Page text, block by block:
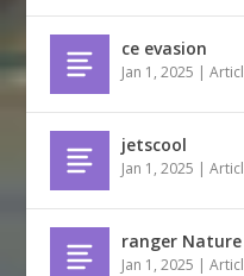
ce evasion
Jan 1, 2025 |
jetscool
Jan 1, 2025 |
ranger Nature
Jan 1, 2025 |